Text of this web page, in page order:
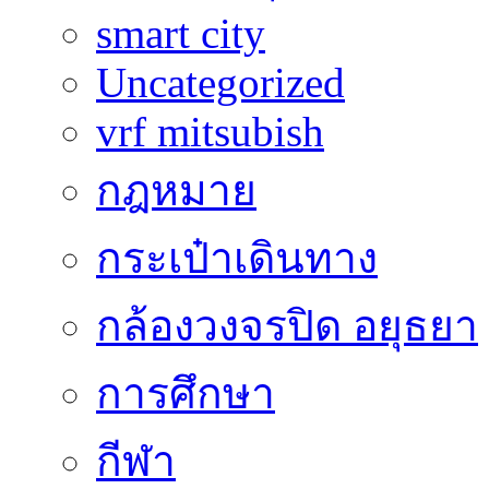
smart city
Uncategorized
vrf mitsubish
กฎหมาย
กระเป๋าเดินทาง
กล้องวงจรปิด อยุธยา
การศึกษา
กีฬา